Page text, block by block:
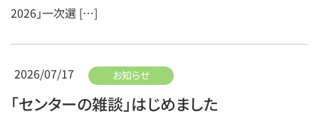
2026」一次選 […]
2026/07/17 お知らせ
「センターの雑談」はじめました